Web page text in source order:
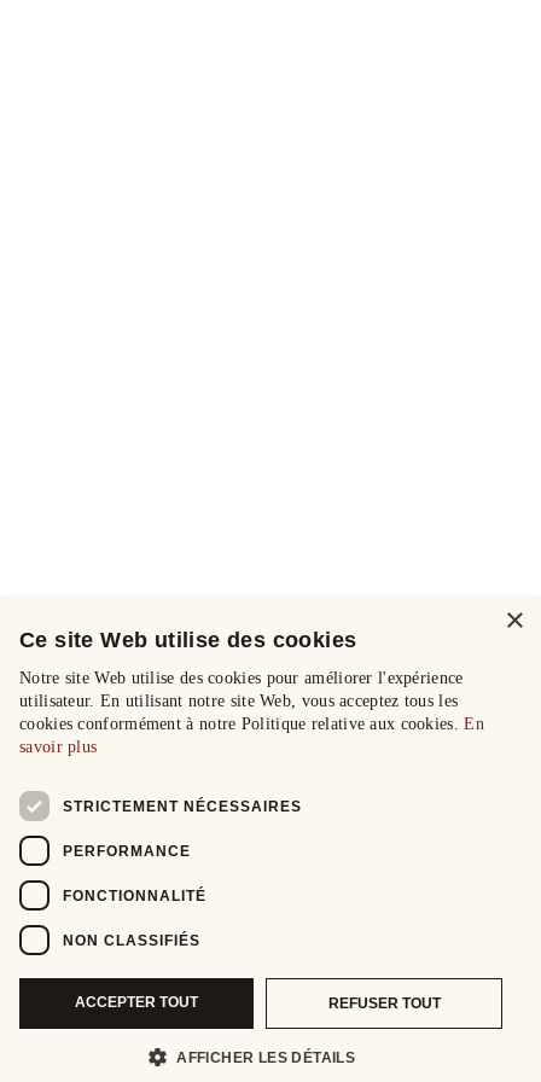
×
Ce site Web utilise des cookies
Notre site Web utilise des cookies pour améliorer l'expérience
utilisateur. En utilisant notre site Web, vous acceptez tous les
cookies conformément à notre Politique relative aux cookies.En
savoir plus
STRICTEMENT NÉCESSAIRES
PERFORMANCE
FONCTIONNALITÉ
NON CLASSIFIÉS
ACCEPTER TOUT REFUSER TOUT
AFFICHER LES DÉTAILS